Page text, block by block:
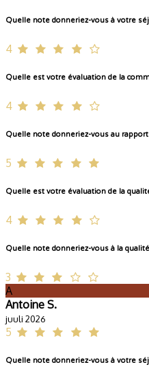
Quelle note donneriez-vous à votre
4
Quelle est votre évaluation de la
4
Quelle note donneriez-vous au
5
Quelle est votre évaluation de la
4
Quelle note donneriez-vous à la
3
A
Antoine S.
juuli 2026
5
Quelle note donneriez-vous à votre